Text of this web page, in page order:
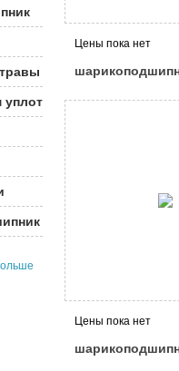
Цены пока нет
Цены пока нет